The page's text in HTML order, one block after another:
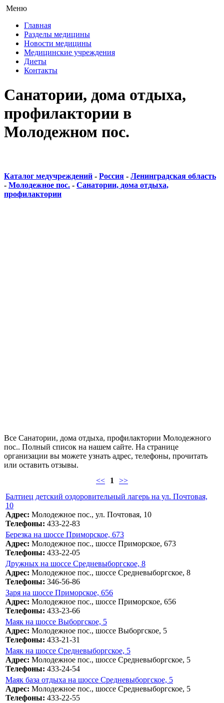
Меню
Главная
Разделы медицины
Новости медицины
Медицинские учреждения
Диеты
Контакты
Санатории, дома отдыха,
профилактории в
Молодежном пос.
Каталог медучреждений - Россия - Ленинградская область
- Молодежное пос. - Санатории, дома отдыха,
профилактории
Все Санатории, дома отдыха, профилактории Молодежного
пос.. Полный список на нашем сайте. На странице
организации вы можете узнать адрес, телефоны, прочитать
или оставить отзывы.
<<
1 >>
Балтиец детский оздоровительный лагерь на ул. Почтовая,
10
Адрес: Молодежное пос., ул. Почтовая, 10
Телефоны: 433-22-83
Березка на шоссе Приморское, 673
Адрес: Молодежное пос., шоссе Приморское, 673
Телефоны: 433-22-05
Дружных на шоссе Средневыборгское, 8
Адрес: Молодежное пос., шоссе Средневыборгское, 8
Телефоны: 346-56-86
Заря на шоссе Приморское, 656
Адрес: Молодежное пос., шоссе Приморское, 656
Телефоны: 433-23-66
Маяк на шоссе Выборгское, 5
Адрес: Молодежное пос., шоссе Выборгское, 5
Телефоны: 433-21-31
Маяк на шоссе Средневыборгское, 5
Адрес: Молодежное пос., шоссе Средневыборгское, 5
Телефоны: 433-24-54
Маяк база отдыха на шоссе Средневыборгское, 5
Адрес: Молодежное пос., шоссе Средневыборгское, 5
Телефоны: 433-22-55